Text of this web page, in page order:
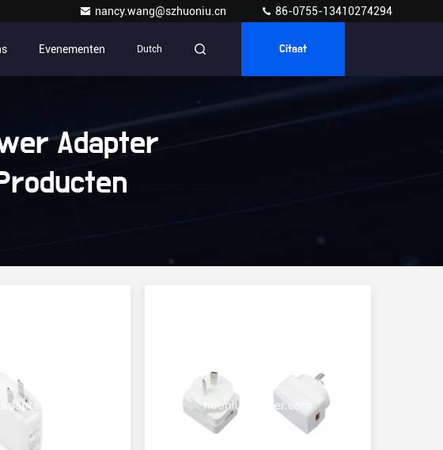
nancy.wang@szhuoniu.cn 86-0755-13410274294
Evenementen Dutch Citaat
Adapter